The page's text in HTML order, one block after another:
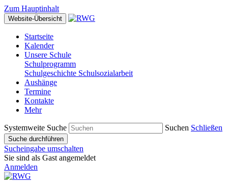
Zum Hauptinhalt
Website-Übersicht
Startseite
Kalender
Unsere Schule
Schulprogramm
Schulgeschichte Schulsozialarbeit
Aushänge
Termine
Kontakte
Mehr
Systemweite Suche Suchen Schließen
Suche durchführen
Sucheingabe umschalten
Sie sind als Gast angemeldet
Anmelden